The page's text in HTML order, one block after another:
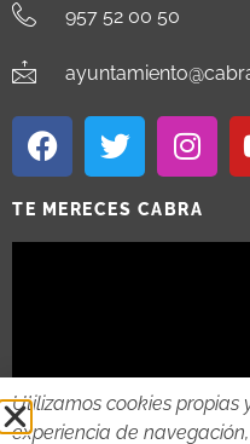
957 52 00 50
TE MERECES CABRA
Utilizamos cookies
experiencia de